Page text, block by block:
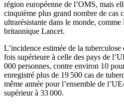
région européenne de l’OMS, mais
cinquième plus grand nombre de cas
ultrarésistante dans le monde,
britannique Lancet.
L’incidence estimée de la
fois supérieure à celle des pays de
000 personnes, contre environ 10
enregistré plus de 19 500 cas de
même année pour l’ensemble de
supérieur à 33 000.